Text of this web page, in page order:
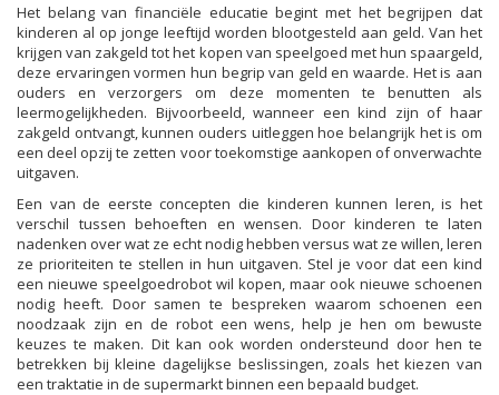
Het belang van financiële educatie begint met het begrijpen dat
kinderen al op jonge leeftijd worden blootgesteld aan geld. Van het
krijgen van zakgeld tot het kopen van speelgoed met hun spaargeld,
deze ervaringen vormen hun begrip van geld en waarde. Het is aan
ouders en verzorgers om deze momenten te benutten als
leermogelijkheden. Bijvoorbeeld, wanneer een kind zijn of haar
zakgeld ontvangt, kunnen ouders uitleggen hoe belangrijk het is om
een deel opzij te zetten voor toekomstige aankopen of onverwachte
uitgaven.
Een van de eerste concepten die kinderen kunnen leren, is het
verschil tussen behoeften en wensen. Door kinderen te laten
nadenken over wat ze echt nodig hebben versus wat ze willen, leren
ze prioriteiten te stellen in hun uitgaven. Stel je voor dat een kind
een nieuwe speelgoedrobot wil kopen, maar ook nieuwe schoenen
nodig heeft. Door samen te bespreken waarom schoenen een
noodzaak zijn en de robot een wens, help je hen om bewuste
keuzes te maken. Dit kan ook worden ondersteund door hen te
betrekken bij kleine dagelijkse beslissingen, zoals het kiezen van
een traktatie in de supermarkt binnen een bepaald budget.